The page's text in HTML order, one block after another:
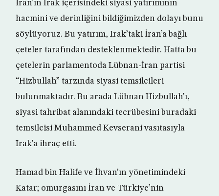
İran’ın Irak içerisindeki siyasi yatırımının
hacmini ve derinliğini bildiğimizden dolayı bunu
söylüyoruz. Bu yatırım, Irak’taki İran’a bağlı
çeteler tarafından desteklenmektedir. Hatta bu
çetelerin parlamentoda Lübnan-İran partisi
“Hizbullah” tarzında siyasi temsilcileri
bulunmaktadır. Bu arada Lübnan Hizbullah’ı,
siyasi tahribat alanındaki tecrübesini buradaki
temsilcisi Muhammed Kevserani vasıtasıyla
Irak’a ihraç etti.
Hamad bin Halife ve İhvan’ın yönetimindeki
Katar; omurgasını İran ve Türkiye’nin